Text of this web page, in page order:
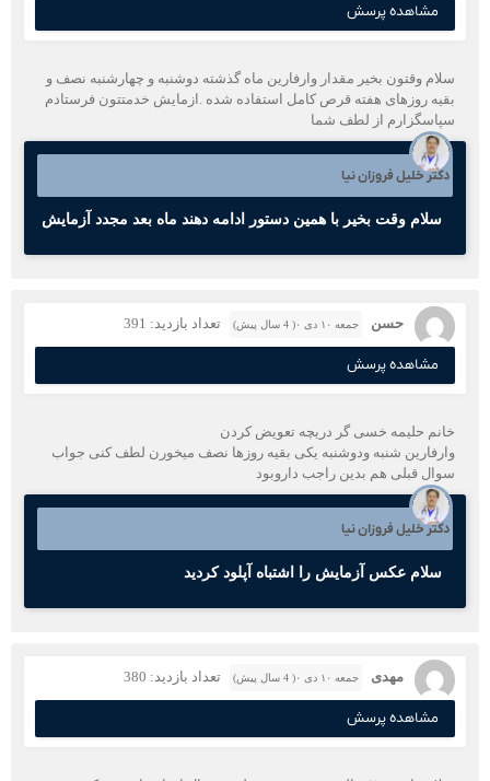
مشاهده پرسش
سلام وقتون بخیر مقدار وارفارین ماه گذشته دوشنبه و چهارشنبه نصف و
بقیه روزهای هفته قرص کامل استفاده شده .ازمایش خدمتتون فرستادم
سپاسگزارم از لطف شما
دکتر خلیل فروزان نیا
سلام وقت بخیر با همین دستور ادامه دهند ماه بعد مجدد آزمایش
حسن جمعه ۱۰ دی ۰( 4 سال پیش) تعداد بازدید: 391
مشاهده پرسش
خانم حليمه خسی گر دریچه تعویض کردن
وارفارین شنبه ودوشنبه یکی بقیه روزها نصف میخورن لطف کنی جواب
سوال قبلی هم بدین راجب داروبود
دکتر خلیل فروزان نیا
سلام عکس آزمایش را اشتباه آپلود کردید
مهدی جمعه ۱۰ دی ۰( 4 سال پیش) تعداد بازدید: 380
مشاهده پرسش